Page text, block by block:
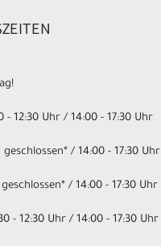
- 12:30 Uhr / 14:00 - 17:30 Uhr
/ 14:00 - 17:30 Uhr
/ 14:00 - 17:30 Uhr
12:30 Uhr / 14:00 - 17:30 Uhr